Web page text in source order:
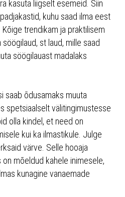
kasuta liigselt esemeid. Siin
kuhu saad ilma eest
trendikam ja praktilisem
st laud, mille saad
söögilauast madalaks
saab õdusamaks muuta
spetsiaalselt välitingimustesse
olla kindel, et need on
kui ka ilmastikule. Julge
värve. Selle hooaja
mõeldud kahele inimesele,
kunagine vanaemade